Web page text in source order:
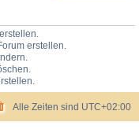
erstellen.
Alle Zeiten sind UTC+02:00